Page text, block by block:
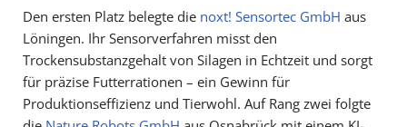
Den ersten Platz belegte die noxt! Sensortec GmbH aus
Löningen. Ihr Sensorverfahren misst den
Trockensubstanzgehalt von Silagen in Echtzeit und sorgt
für präzise Futterrationen – ein Gewinn für
Produktionseffizienz und Tierwohl. Auf Rang zwei folgte